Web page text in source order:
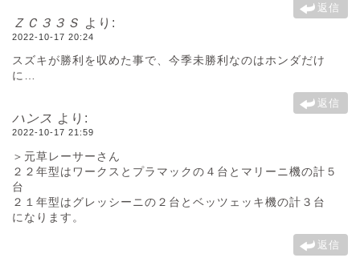
返信
ＺＣ３３Ｓ より:
2022-10-17 20:24
スズキが勝利を収めた事で、今季未勝利なのはホンダだけ
に…
返信
ハンス より:
2022-10-17 21:59
＞元草レーサーさん
２２年型はワークスとプラマックの４台とマリーニ機の計５
台
２１年型はグレッシーニの２台とベッツェッキ機の計３台
になります。
返信